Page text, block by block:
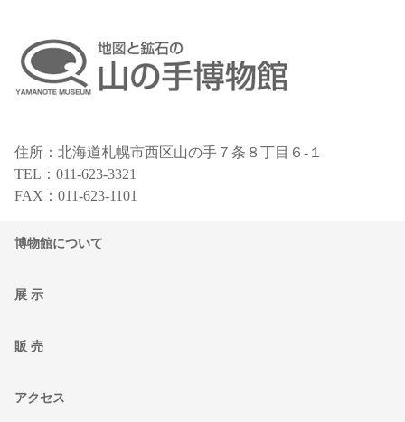
住所：北海道札幌市西区山の手７条８丁目６-１
TEL：011-623-3321
FAX：011-623-1101
博物館について
展 示
販 売
アクセス